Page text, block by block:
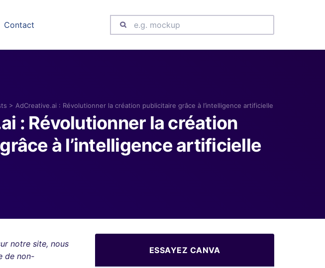
Contact
> AdCreative.ai : Révolutionner la création publicitaire grâce à l’intelligence artificielle
: Révolutionner la création
à l’intelligence artificielle
notre site, nous
de non-
ESSAYEZ CANVA